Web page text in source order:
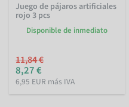
Juego de pájaros artificiales
rojo 3 pcs
Disponible de inmediato
11,84 €
8,27 €
6,95 EUR más IVA